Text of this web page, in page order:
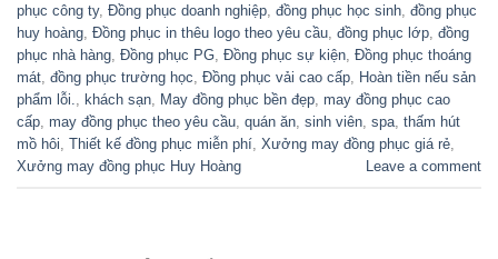
phục công ty, Đồng phục doanh nghiệp, đồng phục học sinh, đồng phục
huy hoàng, Đồng phục in thêu logo theo yêu cầu, đồng phục lớp, đồng
phục nhà hàng, Đồng phục PG, Đồng phục sự kiện, Đồng phục thoáng
mát, đồng phục trường học, Đồng phục vải cao cấp, Hoàn tiền nếu sản
phẩm lỗi., khách sạn, May đồng phục bền đẹp, may đồng phục cao
cấp, may đồng phục theo yêu cầu, quán ăn, sinh viên, spa, thấm hút
mồ hôi, Thiết kế đồng phục miễn phí, Xưởng may đồng phục giá rẻ,
Xưởng may đồng phục Huy Hoàng
Leave a comment